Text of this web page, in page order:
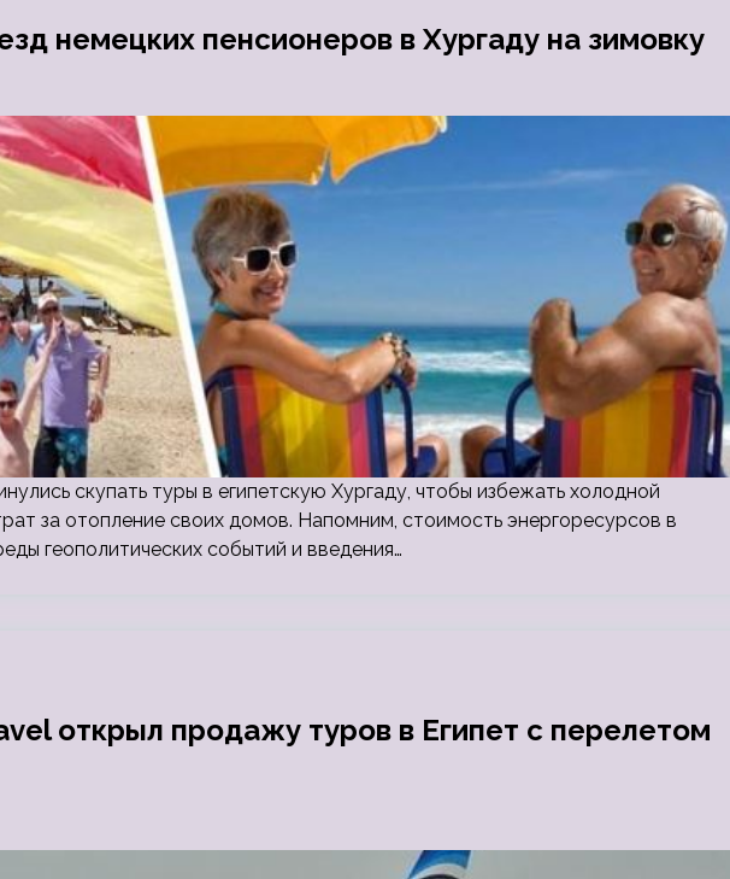
немецких пенсионеров в Хургаду на зимовку
скупать туры в египетскую Хургаду, чтобы избежать холодной
за отопление своих домов. Напомним, стоимость энергоресурсов в
геополитических событий и введения…
открыл продажу туров в Египет с перелетом